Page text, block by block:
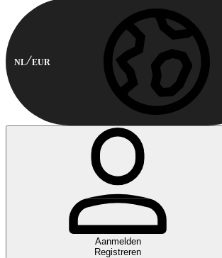
NL EUR
Aanmelden
Registreren